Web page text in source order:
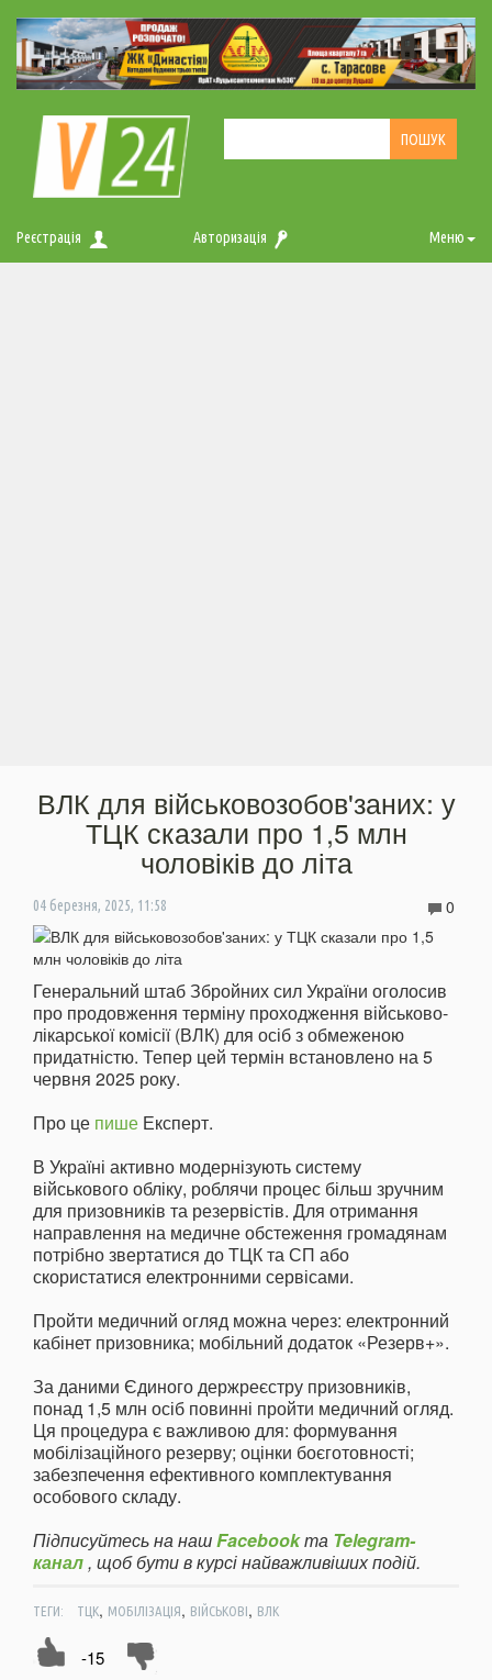
Реєстрація Авторизація Меню
ВЛК для військовозобов'заних: у
ТЦК сказали про 1,5 млн
чоловіків до літа
04 березня, 2025, 11:58 0
Генеральний штаб Збройних сил України оголосив
про продовження терміну проходження військово-
лікарської комісії (ВЛК) для осіб з обмеженою
придатністю. Тепер цей термін встановлено на 5
червня 2025 року.
Про це пише Експерт.
В Україні активно модернізують систему
військового обліку, роблячи процес більш зручним
для призовників та резервістів. Для отримання
направлення на медичне обстеження громадянам
потрібно звертатися до ТЦК та СП або
скористатися електронними сервісами.
Пройти медичний огляд можна через: електронний
кабінет призовника; мобільний додаток «Резерв+».
За даними Єдиного держреєстру призовників,
понад 1,5 млн осіб повинні пройти медичний огляд.
Ця процедура є важливою для: формування
мобілізаційного резерву; оцінки боєготовності;
забезпечення ефективного комплектування
особового складу.
Підписуйтесь на нашFacebookта Telegram-
канал, щоб бути в курсі найважливіших подій.
ТЕГИ: ТЦК, МОБІЛІЗАЦІЯ, ВІЙСЬКОВІ, ВЛК
-15